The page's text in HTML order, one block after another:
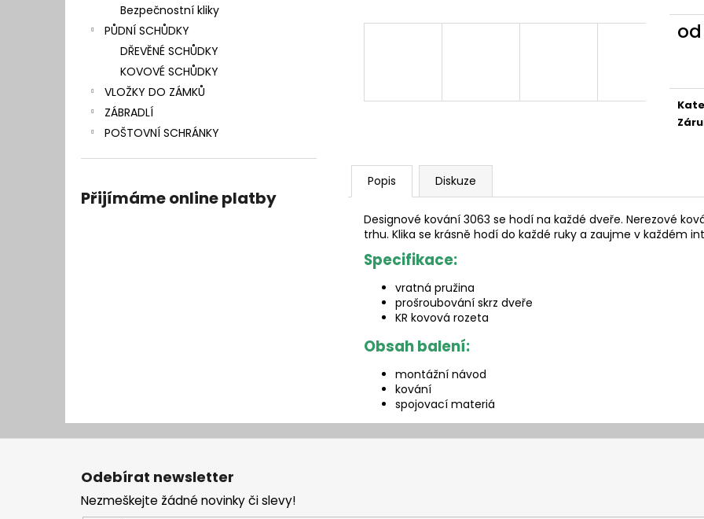
Bezpečnostní kliky
PŮDNÍ SCHŮDKY
DŘEVĚNÉ SCHŮDKY
KOVOVÉ SCHŮDKY
VLOŽKY DO ZÁMKŮ
ZÁBRADLÍ
POŠTOVNÍ SCHRÁNKY
Přijímáme online platby
od
Popis Diskuze
Designové kování 3063 se hodí na každé dveře. Nerezové
trhu. Klika se krásně hodí do každé ruky a zaujme v každém
Specifikace:
vratná pružina
prošroubování skrz dveře
KR kovová rozeta
Obsah balení:
montážní návod
kování
spojovací materiá
Z
Odebírat newsletter
Nezmeškejte žádné novinky či slevy!